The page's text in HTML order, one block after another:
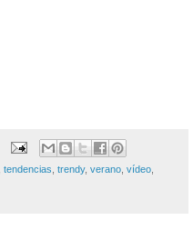
tendencias trendy, verano vídeo